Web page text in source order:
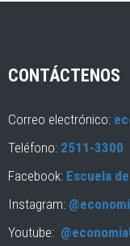
CONTÁCTENOS
Correo electrónico:
Teléfono: 2511-3300
Facebook: Escuela
Instagram:
Youtube: